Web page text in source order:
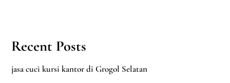
Recent Posts
jasa cuci kursi kantor di Grogol Selatan